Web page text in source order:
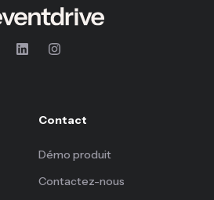
Contact
Démo produit
Contactez-nous